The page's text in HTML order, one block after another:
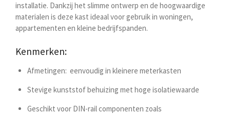
installatie. Dankzij het slimme ontwerp en de hoogwaardige
materialen is deze kast ideaal voor gebruik in woningen,
appartementen en kleine bedrijfspanden.
Kenmerken:
Afmetingen: eenvoudig in kleinere meterkasten
Stevige kunststof behuizing met hoge isolatiewaarde
Geschikt voor DIN-rail componenten zoals